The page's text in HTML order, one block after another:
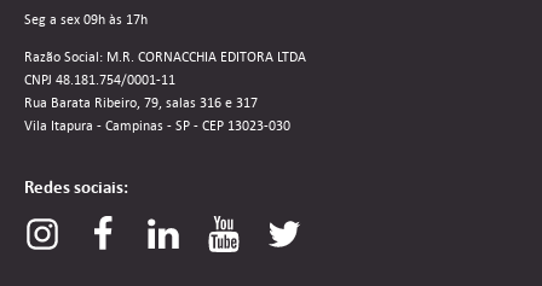
Seg a sex 09h às 17h
Razão Social: M.R. CORNACCHIA EDITORA LTDA
CNPJ 48.181.754/0001-11
Rua Barata Ribeiro, 79, salas 316 e 317
Vila Itapura - Campinas - SP - CEP 13023-030
Redes sociais: